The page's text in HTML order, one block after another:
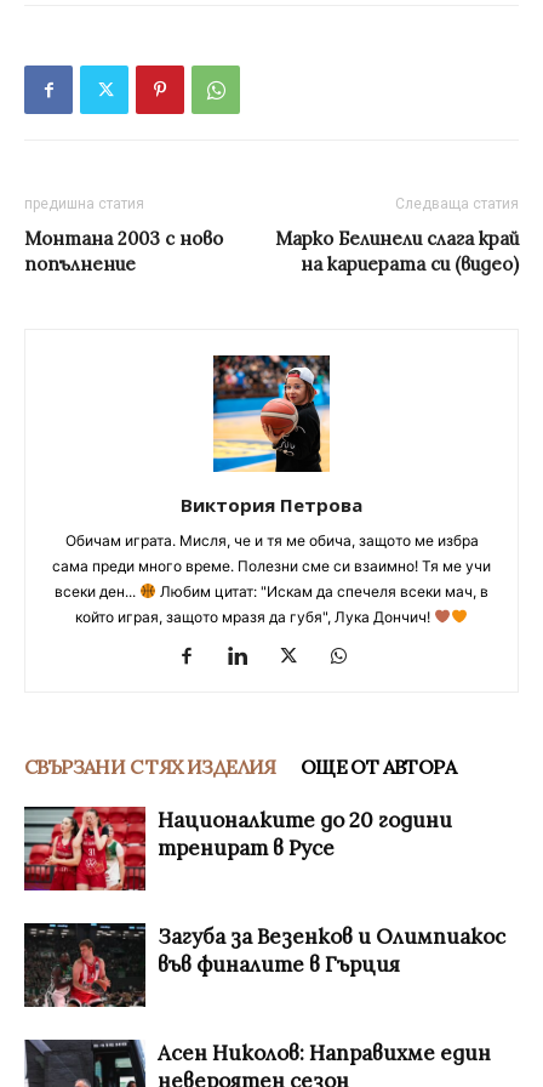
предишна статия
Монтана 2003 с ново
попълнение
Следваща статия
Марко Белинели слага край
на кариерата си (видео)
Виктория Петрова
Обичам играта. Мисля, че и тя ме обича, защото ме избра
сама преди много време. Полезни сме си взаимно! Тя ме учи
всеки ден...
Любим цитат: "Искам да спечеля всеки мач, в
който играя, защото мразя да губя", Лука Дончич!
СВЪРЗАНИ С ТЯХ ИЗДЕЛИЯ ОЩЕ ОТ АВТОРА
Националките до 20 години
тренират в Русе
Загуба за Везенков и Олимпиакос
във финалите в Гърция
Асен Николов: Направихме един
невероятен сезон